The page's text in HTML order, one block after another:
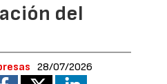
del
28/07/2026